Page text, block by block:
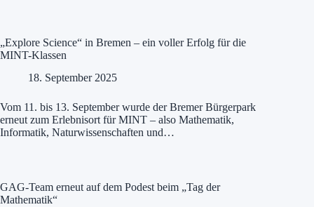
„Explore Science“ in Bremen – ein voller Erfolg für die
MINT-Klassen
18. September 2025
Vom 11. bis 13. September wurde der Bremer Bürgerpark
erneut zum Erlebnisort für MINT – also Mathematik,
Informatik, Naturwissenschaften und…
GAG-Team erneut auf dem Podest beim „Tag der
Mathematik“